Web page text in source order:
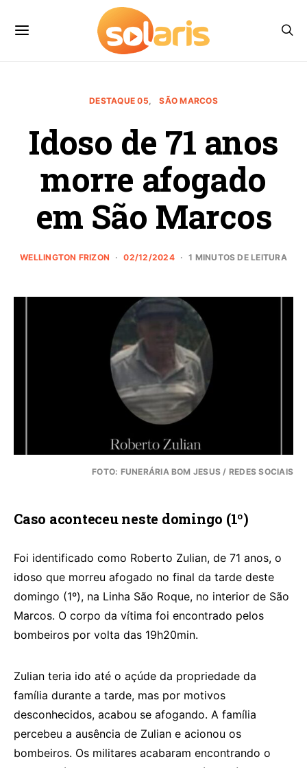
DESTAQUE 05 SÃO MARCOS
Idoso de 71 anos
morre afogado
em São Marcos
WELLINGTON FRIZON 02/12/2024 1 MINUTOS DE LEITURA
FOTO: FUNERÁRIA BOM JESUS / REDES SOCIAIS
Caso aconteceu neste domingo (1º)
Foi identificado como Roberto Zulian, de 71 anos, o
idoso que morreu afogado no final da tarde deste
domingo (1º), na Linha São Roque, no interior de São
Marcos. O corpo da vítima foi encontrado pelos
bombeiros por volta das 19h20min.
Zulian teria ido até o açúde da propriedade da
família durante a tarde, mas por motivos
desconhecidos, acabou se afogando. A família
percebeu a ausência de Zulian e acionou os
bombeiros. Os militares acabaram encontrando o